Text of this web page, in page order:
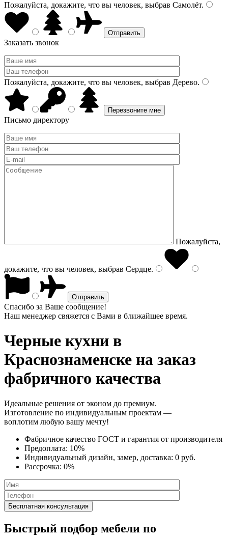
Пожалуйста, докажите, что вы человек, выбрав Самолёт.
Заказать звонок
Пожалуйста, докажите, что вы человек, выбрав Дерево.
Письмо директору
Пожалуйста,
докажите, что вы человек, выбрав Сердце.
Спасибо за Ваше сообщение!
Наш менеджер свяжется с Вами в ближайшее время.
Черные кухни в
Краснознаменске на заказ
фабричного качества
Идеальные решения от эконом до премиум.
Изготовление по индивидуальным проектам —
воплотим любую вашу мечту!
Фабричное качество ГОСТ и гарантия от производителя
Предоплата: 10%
Индивидуальный дизайн, замер, доставка: 0 руб.
Рассрочка: 0%
Быстрый подбор мебели по